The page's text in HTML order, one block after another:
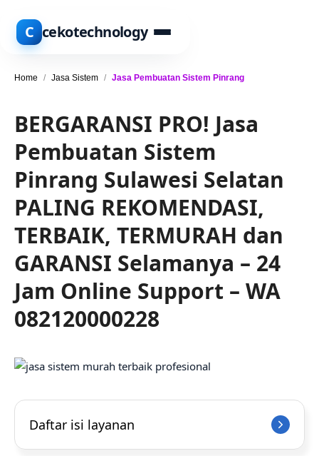
C cekotechnology
Home / Jasa Sistem / Jasa Pembuatan Sistem Pinrang
BERGARANSI PRO! Jasa
Pembuatan Sistem
Pinrang Sulawesi Selatan
PALING REKOMENDASI,
TERBAIK, TERMURAH dan
GARANSI Selamanya – 24
Jam Online Support – WA
082120000228
Daftar isi layanan